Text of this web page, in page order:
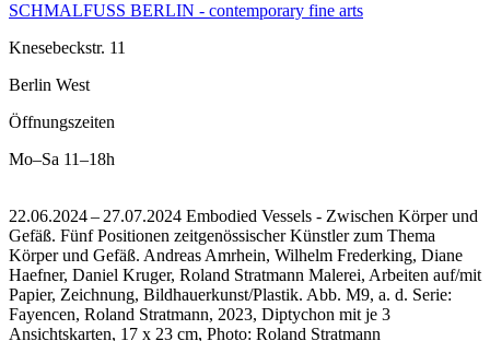
SCHMALFUSS BERLIN - contemporary fine arts
Knesebeckstr. 11
Berlin West
Öffnungszeiten
Mo–Sa 11–18h
22.06.2024 – 27.07.2024 Embodied Vessels - Zwischen Körper und
Gefäß. Fünf Positionen zeitgenössischer Künstler zum Thema
Körper und Gefäß. Andreas Amrhein, Wilhelm Frederking, Diane
Haefner, Daniel Kruger, Roland Stratmann Malerei, Arbeiten auf/mit
Papier, Zeichnung, Bildhauerkunst/Plastik. Abb. M9, a. d. Serie:
Fayencen, Roland Stratmann, 2023, Diptychon mit je 3
Ansichtskarten, 17 x 23 cm, Photo: Roland Stratmann